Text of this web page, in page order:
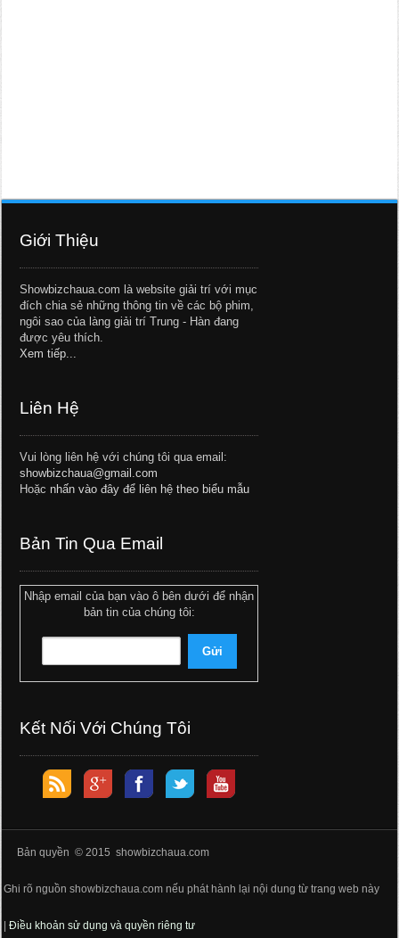
Giới Thiệu
Showbizchaua.com là website giải trí với mục
đích chia sẻ những thông tin về các bộ phim,
ngôi sao của làng giải trí Trung - Hàn đang
được yêu thích.
Xem tiếp...
Liên Hệ
Vui lòng liên hệ với chúng tôi qua email:
showbizchaua@gmail.com
Hoặc nhấn vào đây để liên hệ theo biểu mẫu
Bản Tin Qua Email
Nhập email của bạn vào ô bên dưới để nhận
bản tin của chúng tôi:
Kết Nối Với Chúng Tôi
Bản quyền © 2015 showbizchaua.com
Ghi rõ nguồn showbizchaua.com nếu phát hành lại nội dung từ trang web này
|Điều khoản sử dụng và quyền riêng tư